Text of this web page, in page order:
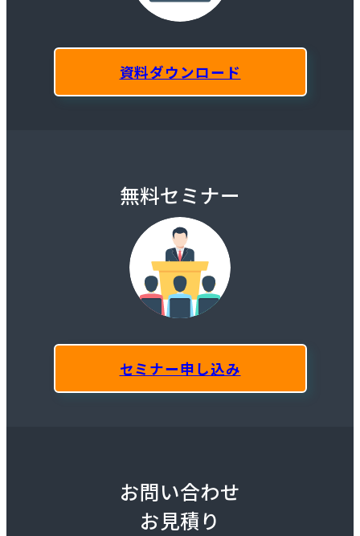
資料ダウンロード
無料セミナー
セミナー申し込み
お問い合わせ
お見積り